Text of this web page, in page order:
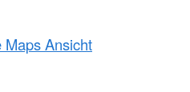
Maps Ansicht